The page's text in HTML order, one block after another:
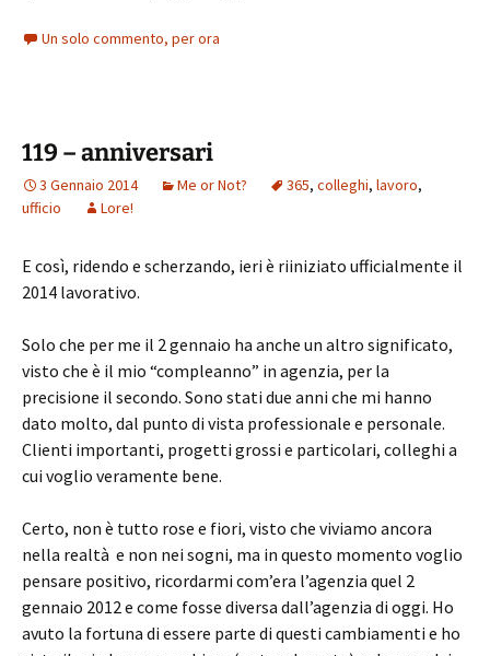
Un solo commento, per ora
119 – anniversari
3 Gennaio 2014 Me or Not? 365, colleghi, lavoro,
ufficio
Lore!
E così, ridendo e scherzando, ieri è riiniziato ufficialmente il
2014 lavorativo.
Solo che per me il 2 gennaio ha anche un altro significato,
visto che è il mio “compleanno” in agenzia, per la
precisione il secondo. Sono stati due anni che mi hanno
dato molto, dal punto di vista professionale e personale.
Clienti importanti, progetti grossi e particolari, colleghi a
cui voglio veramente bene.
Certo, non è tutto rose e fiori, visto che viviamo ancora
nella realtà e non nei sogni, ma in questo momento voglio
pensare positivo, ricordarmi com’era l’agenzia quel 2
gennaio 2012 e come fosse diversa dall’agenzia di oggi. Ho
avuto la fortuna di essere parte di questi cambiamenti e ho